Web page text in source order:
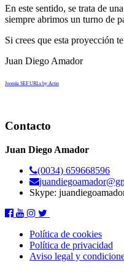
En este sentido, se trata de
siempre abrimos un turno de
Si crees que esta proyección
Juan Diego Amador
Joomla SEF URLs by Artio
Contacto
Juan Diego Amador
(0034) 659668596
Skype:
Política de cookies
Política de privacidad
Aviso legal y